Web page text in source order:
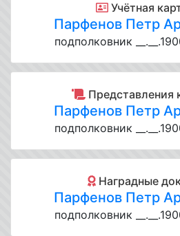
Учётная
Парфенов Петр
подполковник
Представления
Парфенов Петр
подполковник
Наградные
Парфенов Петр
подполковник